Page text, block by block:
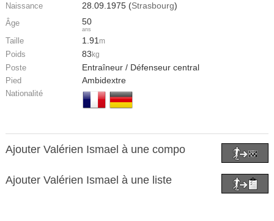
Naissance 28.09.1975 (Strasbourg)
Âge 50
ans
Taille 1.91 m
Poids 83 kg
Poste Entraîneur / Défenseur central
Pied Ambidextre
Nationalité
Ajouter Valérien Ismael à une compo
Ajouter Valérien Ismael à une liste